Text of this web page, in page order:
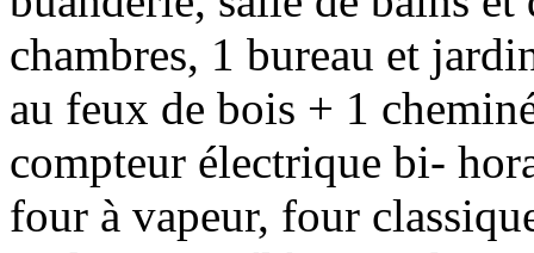
chambres, 1 bureau et
au feux de bois + 1
compteur électrique bi-
four à vapeur, four